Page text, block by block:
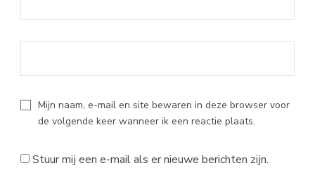
Mijn naam, e-mail en site bewaren in deze browser voor
de volgende keer wanneer ik een reactie plaats.
Stuur mij een e-mail als er nieuwe berichten zijn.